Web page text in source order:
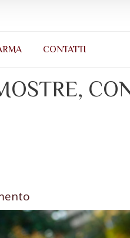
CONTATTI